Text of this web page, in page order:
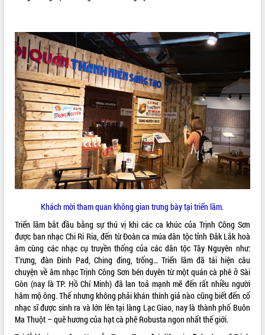
VIDEO
Không có file video nào để phát.
ALBUM ẢNH
LIÊN KẾT WEB
THỐNG KÊ TRUY CẬP
Hôm nay: 19236
Tất cả: 66104904
Khách mời tham quan không gian trưng bày tại triển lãm.
Triển lãm bắt đầu bằng sự thú vị khi các ca khúc của Trịnh Công Sơn
được ban nhạc Chi Ri Ria, đến từ Đoàn ca múa dân tộc tỉnh Đắk Lắk hoà
âm cùng các nhạc cụ truyền thống của các dân tộc Tây Nguyên như:
T'rưng, đàn Đinh Pad, Ching đing, trống… Triển lãm đã tái hiện câu
chuyện về âm nhạc Trịnh Công Sơn bén duyên từ một quán cà phê ở Sài
Gòn (nay là TP. Hồ Chí Minh) đã lan toả mạnh mẽ đến rất nhiều người
hâm mộ ông. Thế nhưng không phải khán thính giả nào cũng biết đến cố
nhạc sĩ được sinh ra và lớn lên tại làng Lạc Giao, nay là thành phố Buôn
Ma Thuột – quê hương của hạt cà phê Robusta ngon nhất thế giới.